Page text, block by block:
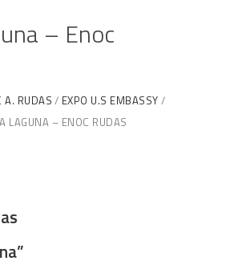
– Enoc
A. RUDAS
EXPO U.S EMBASSY
LAGUNA – ENOC RUDAS